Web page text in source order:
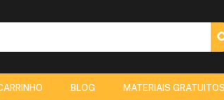
BLOG MATERIAIS GRATUITOS